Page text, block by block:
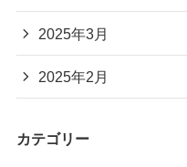
2025年3月
2025年2月
カテゴリー